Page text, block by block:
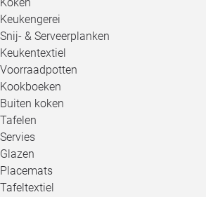
Keukengerei
Snij- & Serveerplanken
Keukentextiel
Voorraadpotten
Kookboeken
Buiten koken
Tafelen
Servies
Glazen
Placemats
Tafeltextiel